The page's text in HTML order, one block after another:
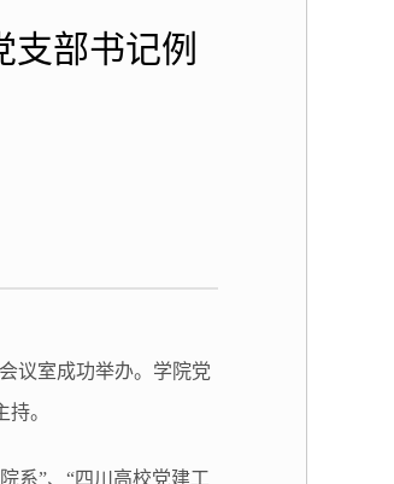
支部书记例
议室成功举办。学院党
。
系”、“四川高校党建工